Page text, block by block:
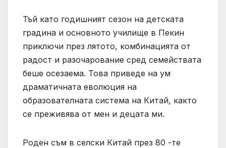
Тъй като годишният сезон на детската
градина и основното училище в Пекин
приключи през лятото, комбинацията от
радост и разочарование сред семействата
беше осезаема. Това приведе на ум
драматичната еволюция на
образователната система на Китай, както
се преживява от мен и децата ми.
Роден съм в селски Китай през 80 -те